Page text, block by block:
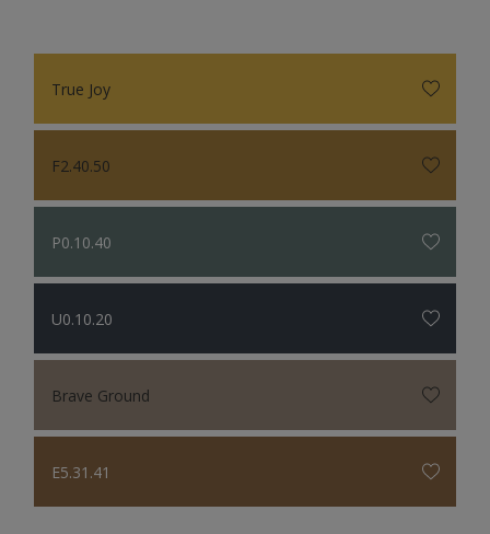
True Joy
F2.40.50
P0.10.40
U0.10.20
Brave Ground
E5.31.41